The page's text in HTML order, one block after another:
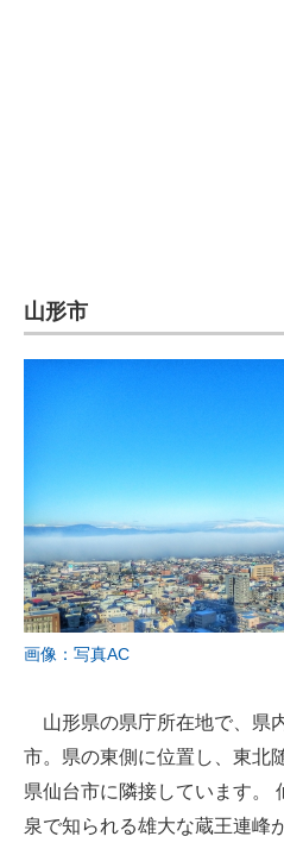
山形市
画像：写真AC
山形県の県庁所在地で、県
市。県の東側に位置し、東北
県仙台市に隣接しています。
泉で知られる雄大な蔵王連峰